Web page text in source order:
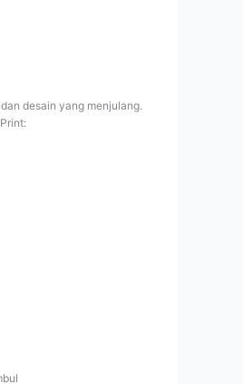
desain yang menjulang.